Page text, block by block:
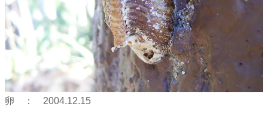
卵 ： 2004.12.15